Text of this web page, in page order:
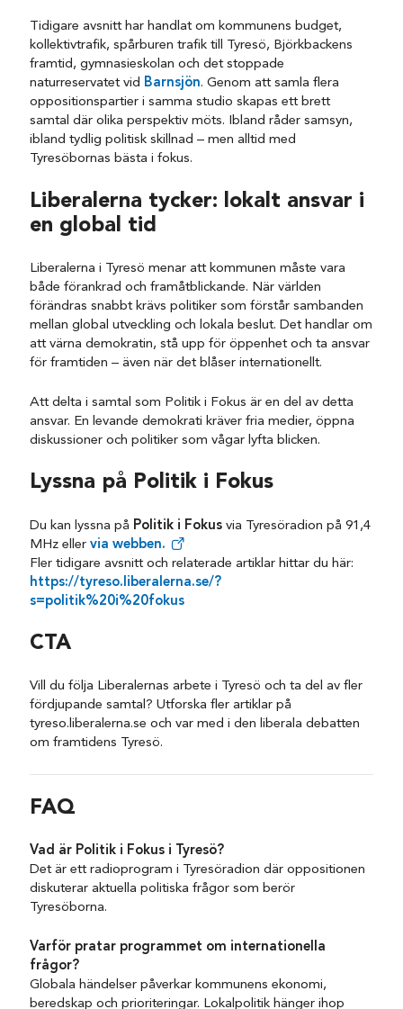
Tidigare avsnitt har handlat om kommunens budget,
kollektivtrafik, spårburen trafik till Tyresö, Björkbackens
framtid, gymnasieskolan och det stoppade
naturreservatet vid Barnsjön. Genom att samla flera
oppositionspartier i samma studio skapas ett brett
samtal där olika perspektiv möts. Ibland råder samsyn,
ibland tydlig politisk skillnad – men alltid med
Tyresöbornas bästa i fokus.
Liberalerna tycker: lokalt ansvar i
en global tid
Liberalerna i Tyresö menar att kommunen måste vara
både förankrad och framåtblickande. När världen
förändras snabbt krävs politiker som förstår sambanden
mellan global utveckling och lokala beslut. Det handlar om
att värna demokratin, stå upp för öppenhet och ta ansvar
för framtiden – även när det blåser internationellt.
Att delta i samtal som Politik i Fokus är en del av detta
ansvar. En levande demokrati kräver fria medier, öppna
diskussioner och politiker som vågar lyfta blicken.
Lyssna på Politik i Fokus
Du kan lyssna på Politik i Fokus via Tyresöradion på 91,4
MHz ellervia webben.
Fler tidigare avsnitt och relaterade artiklar hittar du här:
https://tyreso.liberalerna.se/?
s=politik%20i%20fokus
CTA
Vill du följa Liberalernas arbete i Tyresö och ta del av fler
fördjupande samtal? Utforska fler artiklar på
tyreso.liberalerna.se och var med i den liberala debatten
om framtidens Tyresö.
FAQ
Vad är Politik i Fokus i Tyresö?
Det är ett radioprogram i Tyresöradion där oppositionen
diskuterar aktuella politiska frågor som berör
Tyresöborna.
Varför pratar programmet om internationella
frågor?
Globala händelser påverkar kommunens ekonomi,
beredskap och prioriteringar. Lokalpolitik hänger ihop